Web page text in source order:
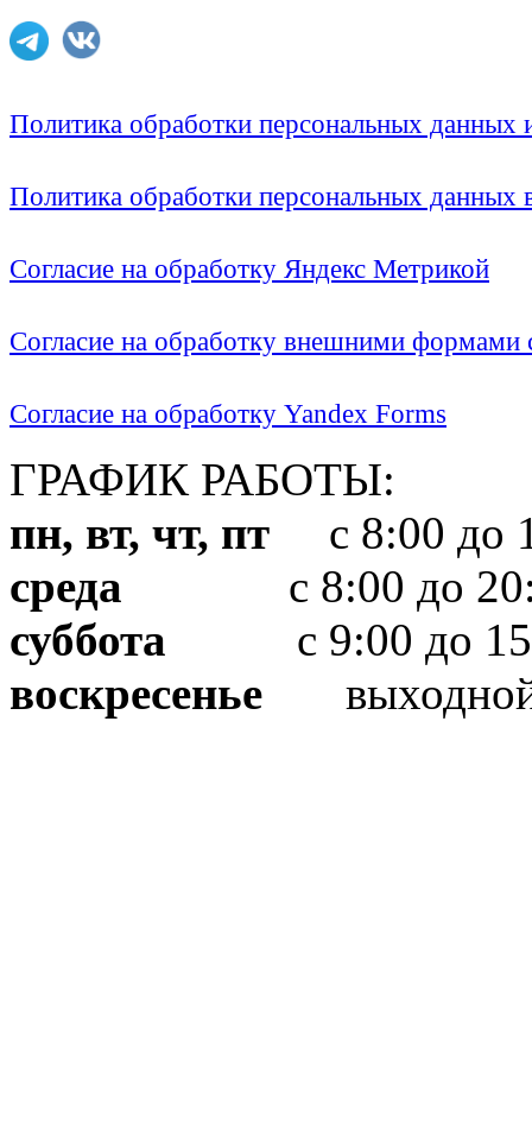
Политика обработки персональных
Политика обработки персональных
Согласие на обработку Яндекс Метрикой
Согласие на обработку внешними формами
Согласие на обработку Yandex Forms
ГРАФИК РАБОТЫ:
пн, вт, чт, пт с 8:00 до
среда с 8:00 до
суббота с 9:00 до
воскресенье